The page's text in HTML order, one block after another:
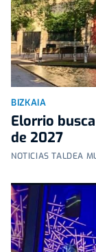
BIZKAIA
Elorrio
de 2027
NOTICIAS TALDEA